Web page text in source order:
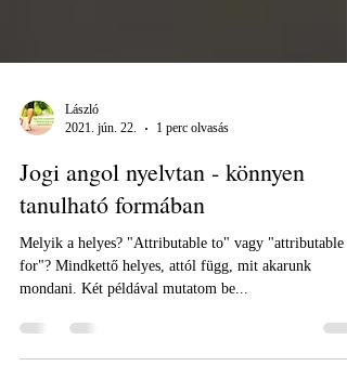
László
2021. jún. 22.
1 perc olvasás
Jogi angol nyelvtan - könnyen
tanulható formában
Melyik a helyes? "Attributable to" vagy "attributable